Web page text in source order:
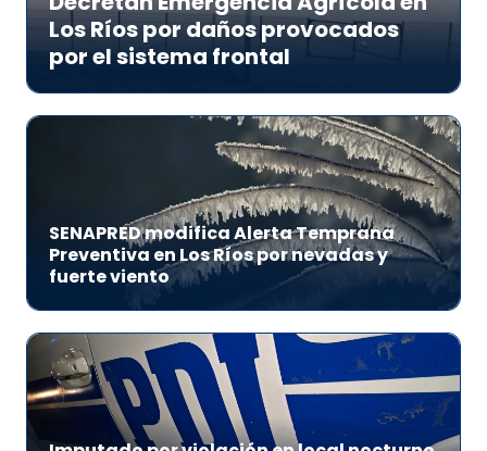
Los Ríos por daños provocados
por el sistema frontal
SENAPRED modifica Alerta Temprana
Preventiva en Los Ríos por nevadas y
fuerte viento